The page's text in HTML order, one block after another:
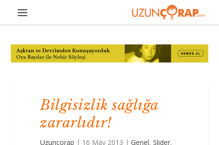
Bilgisizlik sağlığa
zararlıdır!
Uzunçorap | 16 May 2013 |Genel,Slider,